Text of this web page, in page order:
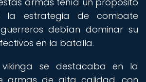
la estrategia de combate
debían dominar su
en la batalla.
se destacaba en la